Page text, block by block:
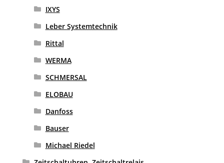
IXYS
Leber Systemtechnik
Rittal
WERMA
SCHMERSAL
ELOBAU
Danfoss
Bauser
Michael Riedel